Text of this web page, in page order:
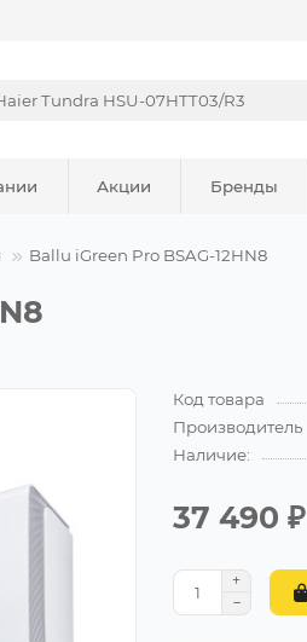
Акции Бренды
Ballu iGreen Pro BSAG-12HN8
Код товара
Производитель
Наличие:
37 490 ₽